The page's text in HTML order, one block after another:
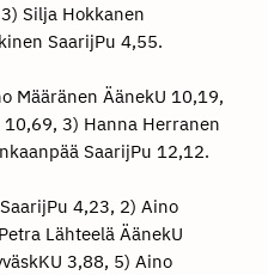
Silja Hokkanen
SaarijPu 4,55.
Määränen ÄänekU 10,19,
3) Hanna Herranen
SaarijPu 12,12.
4,23, 2) Aino
Lähteelä ÄänekU
3,88, 5) Aino